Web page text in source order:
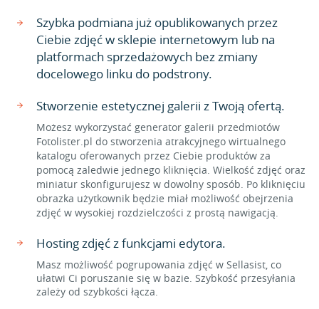
Szybka podmiana już opublikowanych przez
Ciebie zdjęć w sklepie internetowym lub na
platformach sprzedażowych bez zmiany
docelowego linku do podstrony.
Stworzenie estetycznej galerii z Twoją ofertą.
Możesz wykorzystać generator galerii przedmiotów
Fotolister.pl do stworzenia atrakcyjnego wirtualnego
katalogu oferowanych przez Ciebie produktów za
pomocą zaledwie jednego kliknięcia. Wielkość zdjęć oraz
miniatur skonfigurujesz w dowolny sposób. Po kliknięciu
obrazka użytkownik będzie miał możliwość obejrzenia
zdjęć w wysokiej rozdzielczości z prostą nawigacją.
Hosting zdjęć z funkcjami edytora.
Masz możliwość pogrupowania zdjęć w Sellasist, co
ułatwi Ci poruszanie się w bazie. Szybkość przesyłania
zależy od szybkości łącza.